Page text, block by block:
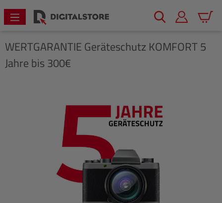
springen
WERTGARANTIE Geräteschutz KOMFORT 5
Jahre bis 300€
Bildergalerie überspringen